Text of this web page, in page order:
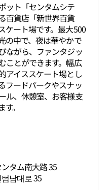
ット「センタムシテ
百貨店「新世界百貨
ケート場です。最大500
の中で、夜は華やかで
ながら、ファンタジッ
ことができます。幅広
アイススケート場とし
フードパークやスナッ
ル、休憩室、お客様支
。
タム南大路 35
남대로 35